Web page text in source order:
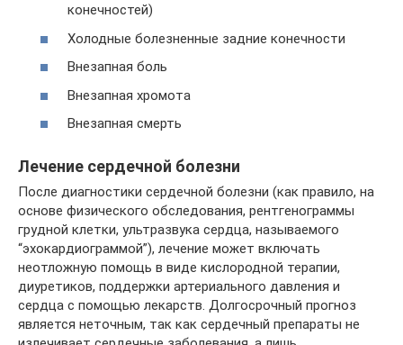
конечностей)
Холодные болезненные задние конечности
Внезапная боль
Внезапная хромота
Внезапная смерть
Лечение сердечной болезни
После диагностики сердечной болезни (как правило, на
основе физического обследования, рентгенограммы
грудной клетки, ультразвука сердца, называемого
“эхокардиограммой”), лечение может включать
неотложную помощь в виде кислородной терапии,
диуретиков, поддержки артериального давления и
сердца с помощью лекарств. Долгосрочный прогноз
является неточным, так как сердечный препараты не